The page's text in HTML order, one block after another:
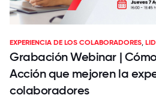
EXPERIENCIA DE LOS COLABORADORES,
Grabación Webinar |
Acción que mejoren la
colaboradores